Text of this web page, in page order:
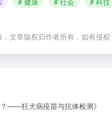
文章版权归作者所有，如有侵权
？——狂犬病疫苗与抗体检测》